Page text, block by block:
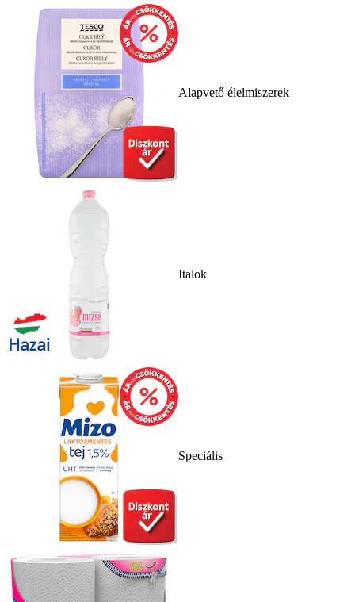
Alapvető élelmiszerek
Italok
Speciális